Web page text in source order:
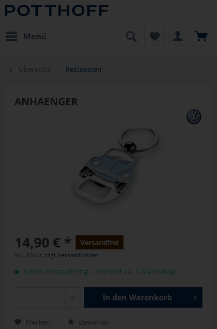
Menü
Übersicht Restposten
ANHAENGER
14,90 € * Versandfrei
inkl. MwSt. zzgl. Versandkosten
Sofort versandfertig, Lieferzeit ca. 1-3 Werktage
In den Warenkorb
Merken Bewerten